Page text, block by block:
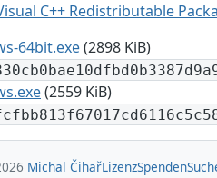
C++ Redistributable
64bit.exe(2898 KiB)
(2559 KiB)
Michal ČihařLizenzSpenden